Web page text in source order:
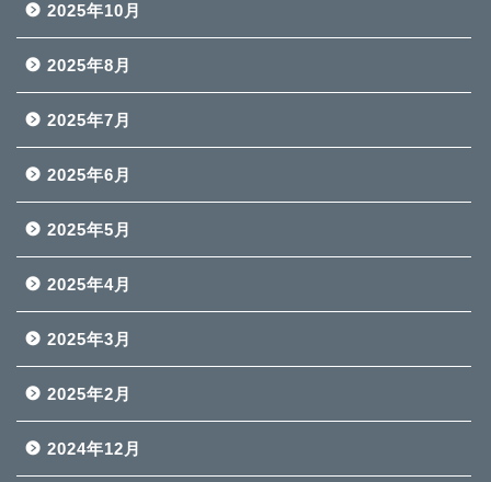
2025年10月
2025年8月
2025年7月
2025年6月
2025年5月
2025年4月
2025年3月
2025年2月
2024年12月